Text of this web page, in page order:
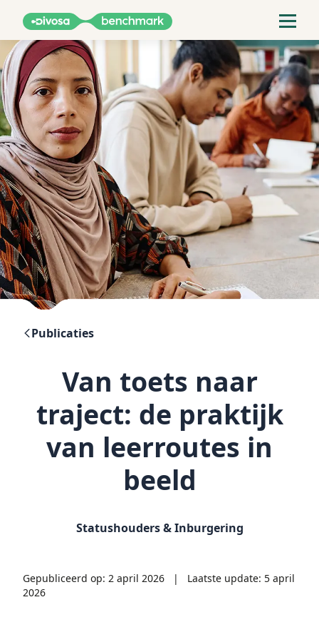
Publicaties
Van toets naar
traject: de praktijk
van leerroutes in
beeld
Statushouders & Inburgering
Gepubliceerd op: 2 april 2026 |
Laatste update: 5 april
2026